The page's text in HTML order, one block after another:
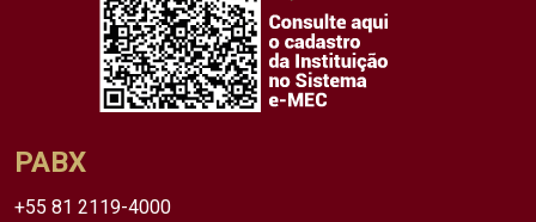
PABX
+55 81 2119-4000